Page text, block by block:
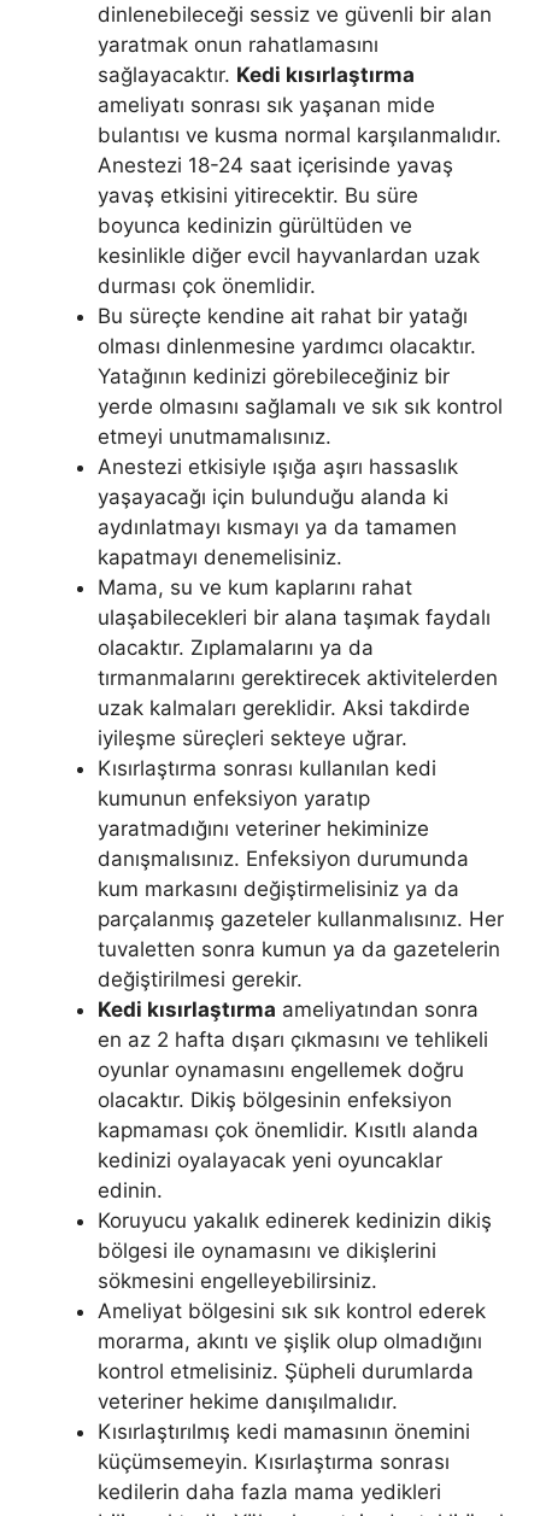
dinlenebileceği sessiz ve güvenli bir alan
yaratmak onun rahatlamasını
sağlayacaktır. Kedi kısırlaştırma
ameliyatı sonrası sık yaşanan mide
bulantısı ve kusma normal karşılanmalıdır.
Anestezi 18-24 saat içerisinde yavaş
yavaş etkisini yitirecektir. Bu süre
boyunca kedinizin gürültüden ve
kesinlikle diğer evcil hayvanlardan uzak
durması çok önemlidir.
Bu süreçte kendine ait rahat bir yatağı
olması dinlenmesine yardımcı olacaktır.
Yatağının kedinizi görebileceğiniz bir
yerde olmasını sağlamalı ve sık sık kontrol
etmeyi unutmamalısınız.
Anestezi etkisiyle ışığa aşırı hassaslık
yaşayacağı için bulunduğu alanda ki
aydınlatmayı kısmayı ya da tamamen
kapatmayı denemelisiniz.
Mama, su ve kum kaplarını rahat
ulaşabilecekleri bir alana taşımak faydalı
olacaktır. Zıplamalarını ya da
tırmanmalarını gerektirecek aktivitelerden
uzak kalmaları gereklidir. Aksi takdirde
iyileşme süreçleri sekteye uğrar.
Kısırlaştırma sonrası kullanılan kedi
kumunun enfeksiyon yaratıp
yaratmadığını veteriner hekiminize
danışmalısınız. Enfeksiyon durumunda
kum markasını değiştirmelisiniz ya da
parçalanmış gazeteler kullanmalısınız. Her
tuvaletten sonra kumun ya da gazetelerin
değiştirilmesi gerekir.
Kedi kısırlaştırma ameliyatından sonra
en az 2 hafta dışarı çıkmasını ve tehlikeli
oyunlar oynamasını engellemek doğru
olacaktır. Dikiş bölgesinin enfeksiyon
kapmaması çok önemlidir. Kısıtlı alanda
kedinizi oyalayacak yeni oyuncaklar
edinin.
Koruyucu yakalık edinerek kedinizin dikiş
bölgesi ile oynamasını ve dikişlerini
sökmesini engelleyebilirsiniz.
Ameliyat bölgesini sık sık kontrol ederek
morarma, akıntı ve şişlik olup olmadığını
kontrol etmelisiniz. Şüpheli durumlarda
veteriner hekime danışılmalıdır.
Kısırlaştırılmış kedi mamasının önemini
küçümsemeyin. Kısırlaştırma sonrası
kedilerin daha fazla mama yedikleri